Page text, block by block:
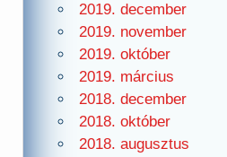
2019. december
2019. november
2019. október
2019. március
2018. december
2018. október
2018. augusztus